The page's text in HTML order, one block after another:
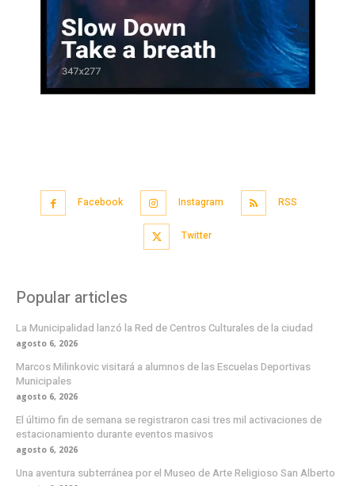
Facebook Instagram RSS
Twitter
Popular articles
La Municipalidad lanzó la Red de Centros Culturales de la ciudad
agosto 6, 2026
Marcos Milinkovic visitará a alumnos de las Escuelas Deportivas
Municipales
agosto 6, 2026
El último fin de semana se registraron casi tres mil activaciones de
estacionamiento durante eventos masivos
agosto 6, 2026
Una aventura subterránea por el Museo de Arte Religioso San Alberto